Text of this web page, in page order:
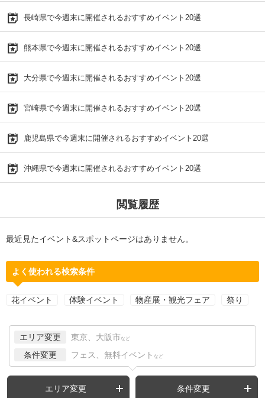
長崎県で今週末に開催されるおすすめイベント20選
熊本県で今週末に開催されるおすすめイベント20選
大分県で今週末に開催されるおすすめイベント20選
宮崎県で今週末に開催されるおすすめイベント20選
鹿児島県で今週末に開催されるおすすめイベント20選
沖縄県で今週末に開催されるおすすめイベント20選
閲覧履歴
最近見たイベント&スポットページはありません。
よく使われる検索条件
花イベント 体験イベント 物産展・観光フェア 祭り
エリア変更 東京、大阪市 など
条件変更 フェス、無料イベント など
エリア変更 条件変更